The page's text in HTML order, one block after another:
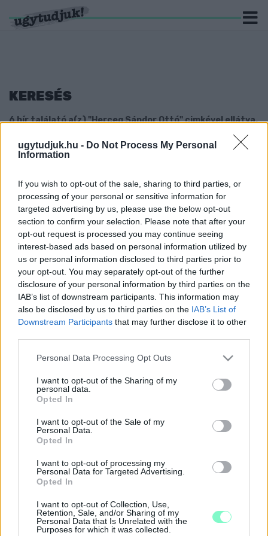
ugytudjuk.hu - Do Not Process My Personal
Information
If you wish to opt-out of the sale, sharing to third parties, or
processing of your personal or sensitive information for
targeted advertising by us, please use the below opt-out
section to confirm your selection. Please note that after your
opt-out request is processed you may continue seeing
interest-based ads based on personal information utilized by
us or personal information disclosed to third parties prior to
your opt-out. You may separately opt-out of the further
disclosure of your personal information by third parties on the
IAB’s list of downstream participants. This information may
also be disclosed by us to third parties on the IAB’s List of
Downstream Participants that may further disclose it to other
Please note that this website/app uses one or more Google
not limited to your visit or usage behaviour. You may click to
grant or deny consent to Google and its third-party tags to
use your data for below specified purposes in below Google
consent section.
Personal Data Processing Opt Outs
I want to opt-out of the Sharing of my
personal data.
Opted In
I want to opt-out of the Sale of my
Personal Data.
Opted In
I want to opt-out of processing my
Personal Data for Targeted Advertising.
Opted In
I want to opt-out of Collection, Use,
Retention, Sale, and/or Sharing of my
Personal Data that Is Unrelated with the
Purposes for which it was collected.
KERESÉS
6 hír találató a(z) "Herceg Sándor Ottó" cimkével ellátva.
SOMOGYI GYÓGYFÜRDŐBEN SZERZETT
ÉRDEKELTSÉGET HAJTÓ PÉTER GYŐRI
2022. december. 30. 09:29
A koronavírus óta egymásnak adják a kilincset a tulajdonosok a
csokonyavisontai fürdőben.
HAJTÓ: A GYŐRI FIDESZBEN IS VANNAK VITÁK
NÉHA, MINT AKÁRHOL MÁSHOL
2022. május. 10. 14:30
Miért ilyen drágák a koncertek? Mennyi esély lenne elhozni
Győrbe az AC/DC-t? Miért készített Gerzson és Panka-mintájú
légvárat? Mi igaz a hírekből, miszerint összerúgta a port Radnóti
alpolgármesterrel? Ritka pillanat: fideszes politikus, Hajtó Péter,
Gyárváros önkormányzati képviselője adott interjút nekünk.
Úgy értesültünk, hogy december 31-gyel lejár a szerződése a
GYHG vezérének, és nem hosszabít.
GYHG-VEZÉR A BIZOTTSÁG ELŐTT: A CÉL A
TÚLÉLÉS
2021. október. 20. 15:48
Ülésezett a győri önkormányzat Gazdasági és Tulajdonosi
Bizottsága: a városüzemeltető és a kukás cég első féléves
számait tárgyalták a vezetők jelenlétével. Mindkét helyen nagy
a baj, de mindkét vezető optimista.
„NYÍLT VÁROSHÁZA”: MEGPRÓBÁLTUK KIKÉRNI
A GYŐRI KÉPVISELŐK
VAGYONNYILATKOZATAIT, DE NEM JÁRTUNK